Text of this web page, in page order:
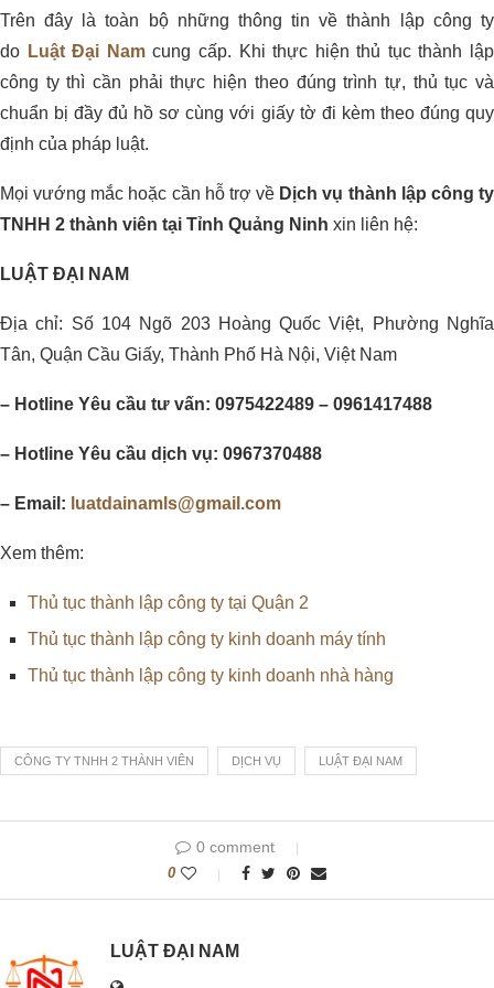
Trên đây là toàn bộ những thông tin về thành lập công ty
do Luật Đại Namcung cấp. Khi thực hiện thủ tục thành lập
công ty thì cần phải thực hiện theo đúng trình tự, thủ tục và
chuẩn bị đầy đủ hồ sơ cùng với giấy tờ đi kèm theo đúng quy
định của pháp luật.
Mọi vướng mắc hoặc cần hỗ trợ về Dịch vụ thành lập công ty
TNHH 2 thành viên tại Tỉnh Quảng Ninh xin liên hệ:
LUẬT ĐẠI NAM
Địa chỉ: Số 104 Ngõ 203 Hoàng Quốc Việt, Phường Nghĩa
Tân, Quận Cầu Giấy, Thành Phố Hà Nội, Việt Nam
– Hotline Yêu cầu tư vấn: 0975422489 – 0961417488
– Hotline Yêu cầu dịch vụ: 0967370488
– Email: luatdainamls@gmail.com
Xem thêm:
Thủ tục thành lập công ty tại Quận 2
Thủ tục thành lập công ty kinh doanh máy tính
Thủ tục thành lập công ty kinh doanh nhà hàng
CÔNG TY TNHH 2 THÀNH VIÊN DỊCH VỤ LUẬT ĐẠI NAM
0 comment
0
LUẬT ĐẠI NAM